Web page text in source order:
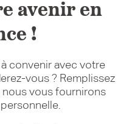
avenir en
!
convenir avec votre
vous ? Remplissez
nous vous fournirons